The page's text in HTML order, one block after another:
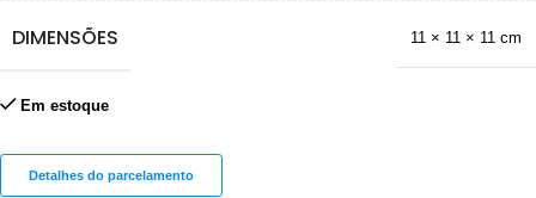
DIMENSÕES 11 × 11 × 11 cm
Em estoque
Detalhes do parcelamento